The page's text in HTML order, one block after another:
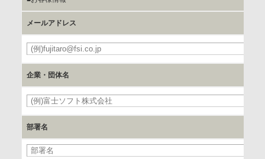
郵便番号、住所、電話番号、FAX番号、メールアドレス
c.第三者への提供の手段または手法
d.提供先および管理者
当社とイベント/セミナーを共同で開催する企業/団体
メールアドレス
企業・団体名
部署名